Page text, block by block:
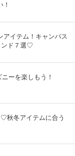
アイテム！キャンパス
ンド７選♡
ーを楽しもう！
秋冬アイテムに合う